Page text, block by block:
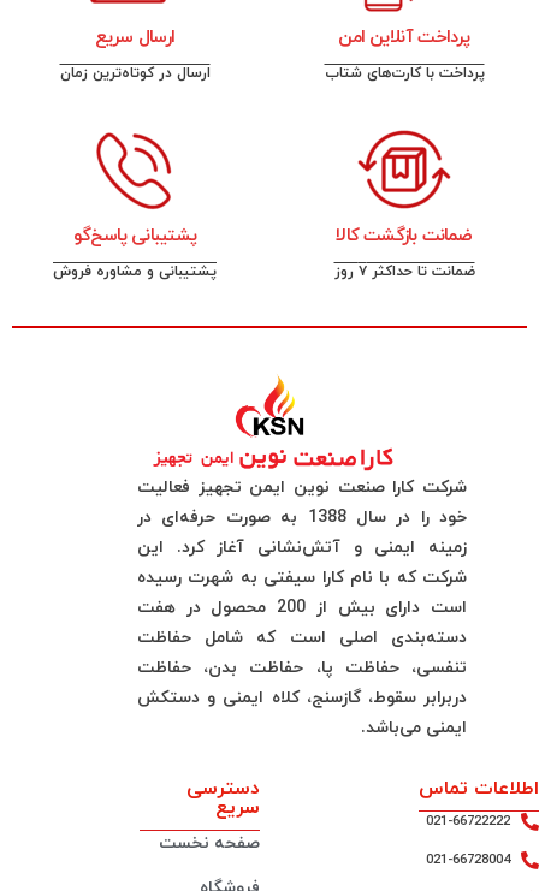
پرداخت آنلاین امن
پرداخت با کارت‌های شتاب
ارسال سریع
ارسال در کوتاه‌ترین زمان
ضمانت بازگشت کالا
ضمانت تا حداکثر ۷ روز
پشتیبانی پاسخ‌گو
پشتیبانی و مشاوره فروش
شرکت کارا صنعت نوین ایمن تجهیز فعالیت
خود را در سال 1388 به صورت حرفه‌ای در
زمینه ایمنی و آتش‌نشانی آغاز کرد. این
شرکت که با نام کارا سیفتی به شهرت رسیده
است دارای بیش از 200 محصول در هفت
دسته‌بندی اصلی است که شامل حفاظت
تنفسی، حفاظت پا، حفاظت بدن، حفاظت
دربرابر سقوط، گازسنج، کلاه ایمنی و دستکش
ایمنی می‌باشد.
اطلاعات تماس
021-66722222
021-66728004
دسترسی
سریع
صفحه نخست